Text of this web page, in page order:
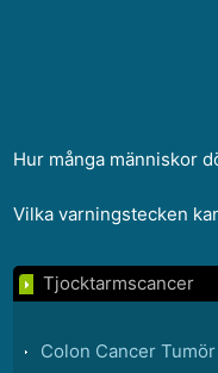
Hur många människor
Vilka varningstecken
Tjocktarmscancer
Colon Cancer Tumör